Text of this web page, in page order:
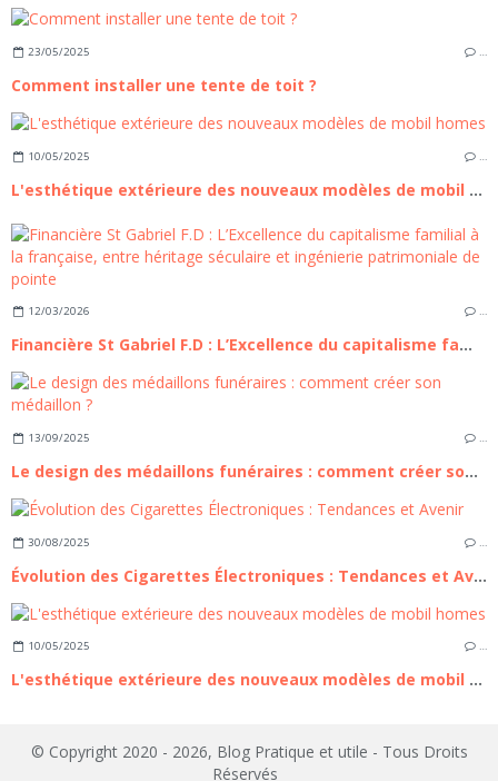
23/05/2025 …
Comment installer une tente de toit ?
10/05/2025 …
L'esthétique extérieure des nouveaux modèles de mobil homes
12/03/2026 …
Financière St Gabriel F.D : L’Excellence du capitalisme familial à la française, entre héritage séculaire et ingénierie patrimoniale de pointe
13/09/2025 …
Le design des médaillons funéraires : comment créer son médaillon ?
30/08/2025
Évolution des Cigarettes Électroniques : Tendances et Avenir
10/05/2025 …
L'esthétique extérieure des nouveaux modèles de mobil homes
© Copyright 2020 - 2026, Blog Pratique et utile - Tous Droits
Réservés